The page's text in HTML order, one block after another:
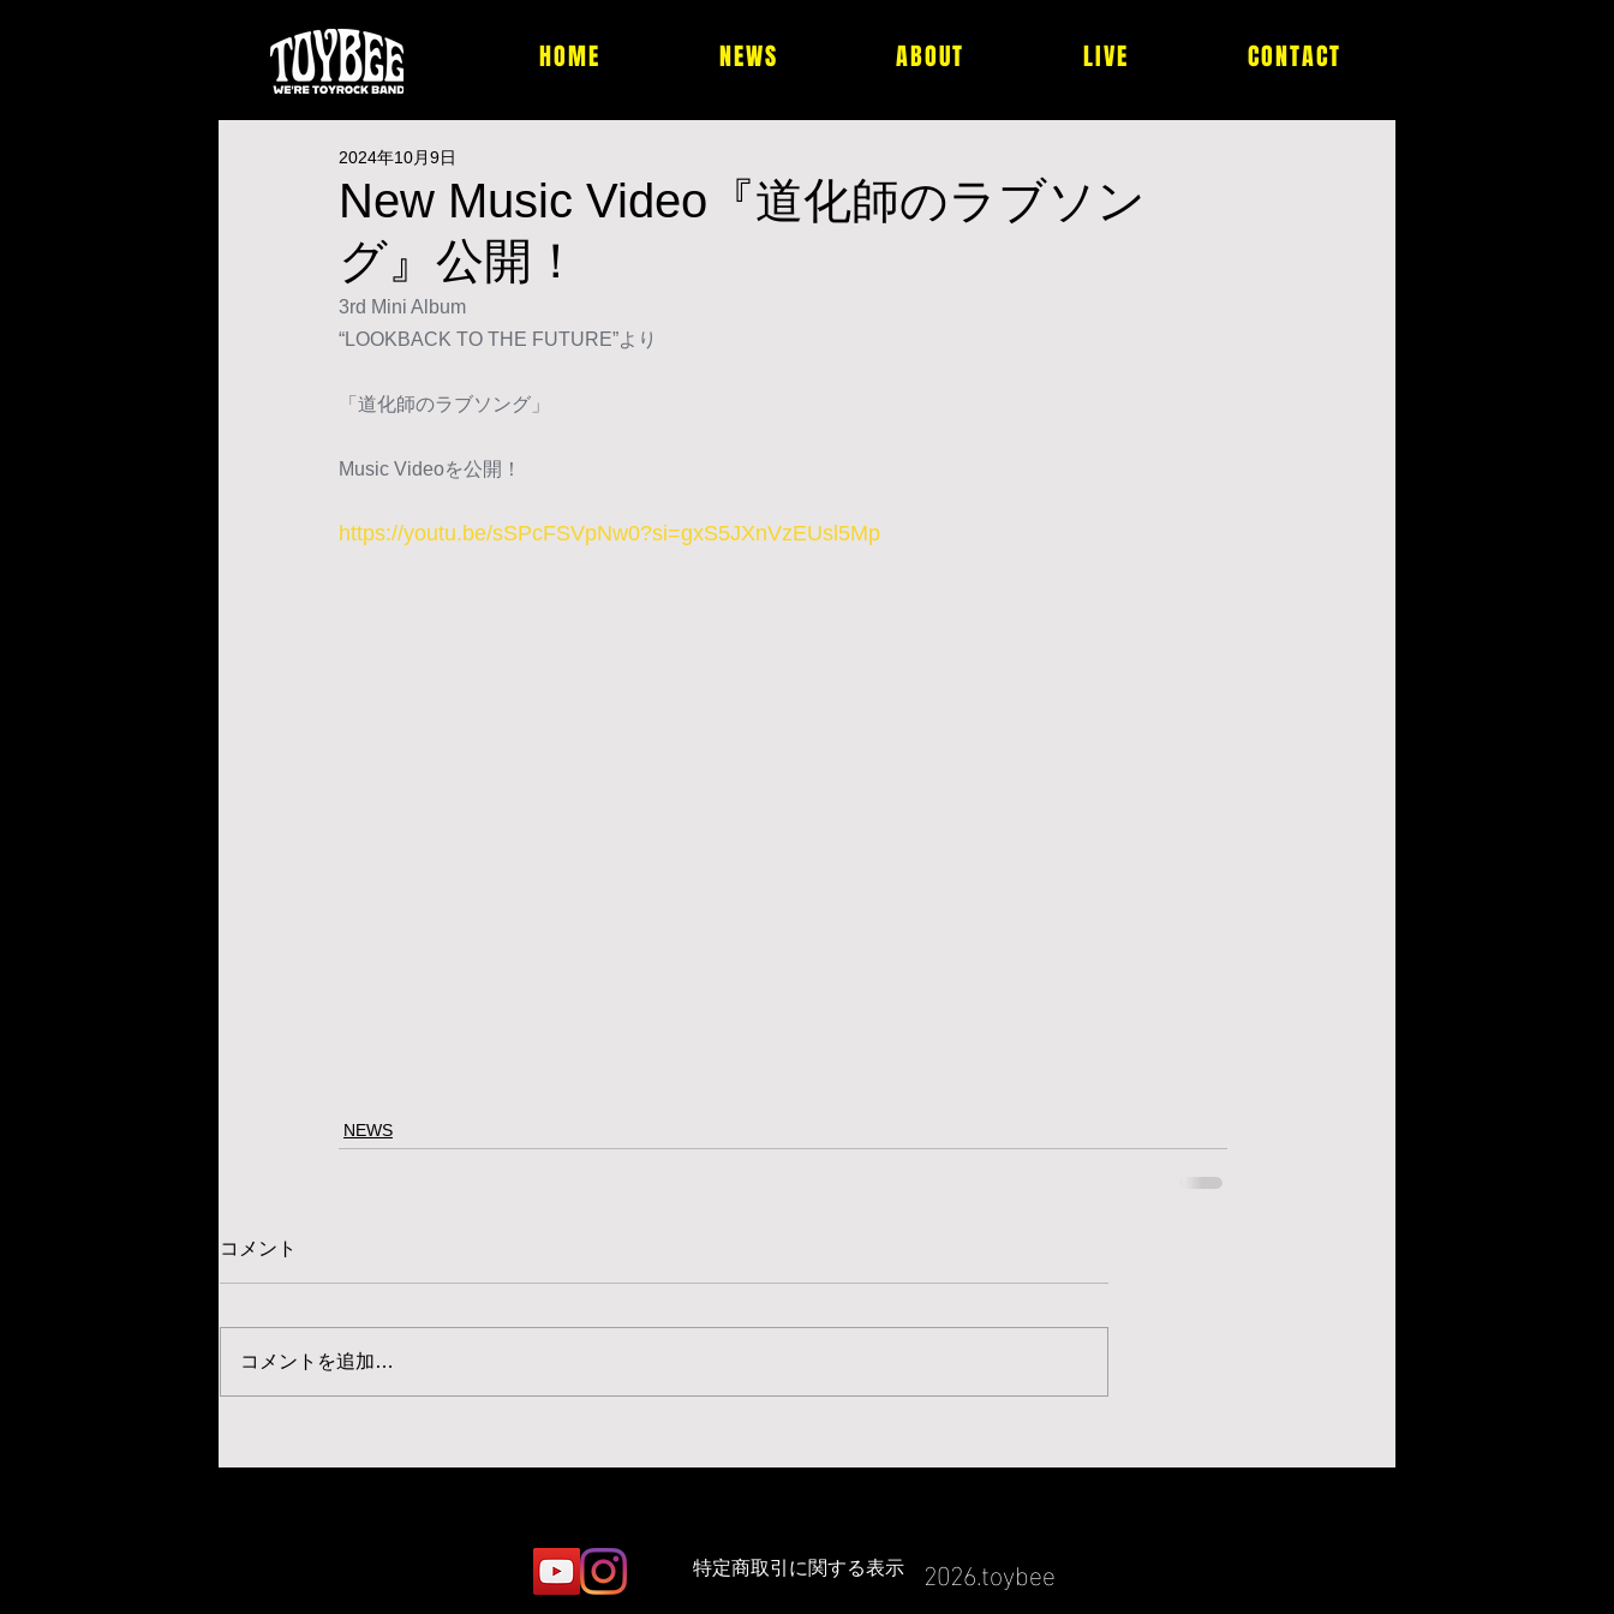
HOME NEWS ABOUT LIVE CONTACT
New Music Video『道化師のラブソン
グ』公開！
2024年10月9日
3rd Mini Album
“LOOKBACK TO THE FUTURE”より
「道化師のラブソング」
Music Videoを公開！
https://youtu.be/sSPcFSVpNw0?si=gxS5JXnVzEUsl5Mp
NEWS
コメント
コメントを追加…
​特定商取引に関する表示 2026.toybee